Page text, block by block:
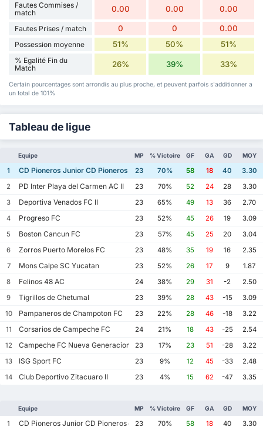
Fautes Commises /
match
0.00 0.00 0.00
Fautes Prises / match 0 0 0.00
Possession moyenne 51% 50% 51%
% Egalité Fin du
Match
26% 39% 33%
Certain pourcentages sont arrondis au plus proche, et peuvent parfois s'additionner a
un total de 101%
Tableau de ligue
Equipe MP % Victoire GF GA GD MOY
1 CD Pioneros Junior CD Pioneros de Cancun II
23 70% 58 18 40
3.30
2
PD Inter Playa del Carmen AC II 23 70% 52 24 28
3.30
3
Deportiva Venados FC II 23 65% 49 13 36
2.70
4
Progreso FC 23 52% 45 26 19
3.09
5
Boston Cancun FC 23 57% 45 25 20
3.04
6
Zorros Puerto Morelos FC 23 48% 35 19 16
2.35
7
Mons Calpe SC Yucatan 23 52% 26 17 9
1.87
8
Felinos 48 AC 24 38% 29 31 -2
2.50
9
Tigrillos de Chetumal 23 39% 28 43 -15
3.09
10
Pampaneros de Champoton FC 23 22% 28 46 -18
3.22
11
Corsarios de Campeche FC 24 21% 18 43 -25
2.54
12
Campeche FC Nueva Generacion 23 17% 23 51 -28
3.22
13
ISG Sport FC 23 9% 12 45 -33
2.48
14
Club Deportivo Zitacuaro II 23 4% 15 62 -47 3.35
Equipe MP % Victoire GF GA GD MOY
1 CD Pioneros Junior CD Pioneros de Cancun II
23 70% 58 18 40
3.30